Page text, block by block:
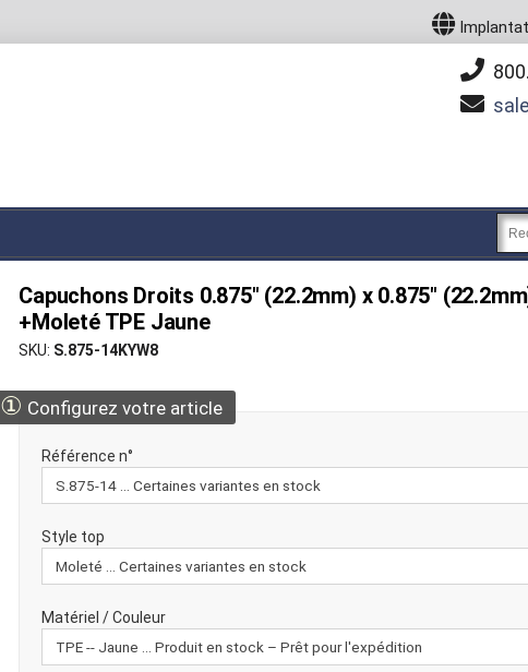
Capuchons Droits 0.875" (22.2mm) x 0.875"
+Moleté TPE Jaune
SKU S.875-14KYW8
① Configurez votre article
Référence n°
Style top
Matériel / Couleur